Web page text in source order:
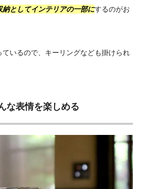
納としてインテリアの一部にするのがお
いるので、キーリングなども掛けられ
な表情を楽しめる